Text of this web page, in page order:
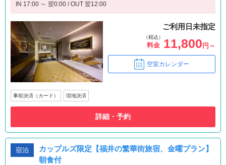
IN 17:00 ～ 翌0:00 / OUT 翌12:00
ご利用日未指定
（税込）
料金 11,800 円～
空室カレンダー
事前決済（カード） 現地決済
詳細・予約
宿泊
カップルズ限定【福井の繁華街旅宿、金曜プラン】
朝食付